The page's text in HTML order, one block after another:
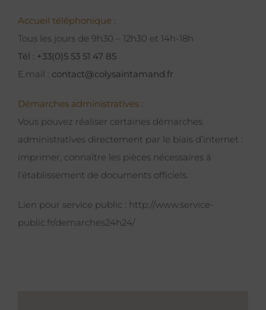
Accueil téléphonique :
Tous les jours de 9h30 – 12h30 et 14h-18h
Tél : +33(0)5 53 51 47 85
E.mail : contact@colysaintamand.fr
Démarches administratives :
Vous pouvez réaliser certaines démarches
administratives directement par le biais d’internet :
imprimer, connaître les pièces nécessaires à
l’établissement de documents officiels.
Lien pour service public : http://www.service-
public.fr/demarches24h24/